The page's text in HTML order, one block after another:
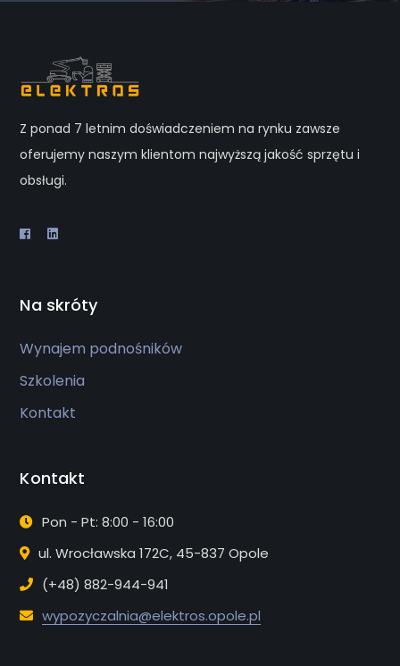
Z ponad 7 letnim doświadczeniem na rynku zawsze
oferujemy naszym klientom najwyższą jakość sprzętu i
obsługi.
Na skróty
Wynajem podnośników
Szkolenia
Kontakt
Kontakt
Pon - Pt: 8:00 - 16:00
ul. Wrocławska 172C, 45-837 Opole
(+48) 882-944-941
wypozyczalnia@elektros.opole.pl